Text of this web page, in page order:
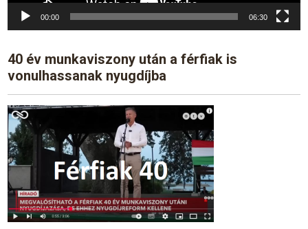
00:00 06:30
40 év munkaviszony után a férfiak is
vonulhassanak nyugdíjba